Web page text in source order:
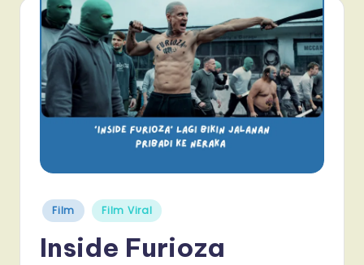
Posted
in
Film Film Viral
Inside Furioza